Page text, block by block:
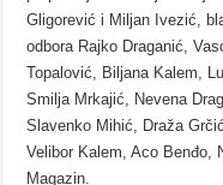
Gligorević i Miljan Ivezić,
odbora Rajko Draganić,
Topalović, Biljana Kalem,
Smilja Mrkajić, Nevena
Slavenko Mihić, Draža
Velibor Kalem, Aco Benđo,
Magazin.